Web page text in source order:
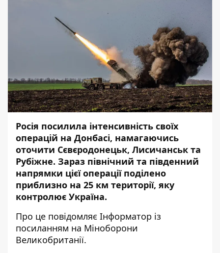
Росія посилила інтенсивність своїх
операцій на Донбасі, намагаючись
оточити Сєвєродонецьк, Лисичанськ та
Рубіжне. Зараз північний та південний
напрямки цієї операції поділено
приблизно на 25 км території, яку
контролює Україна.
Про це повідомляє Інформатор із
посиланням на Міноборони
Великобританії.